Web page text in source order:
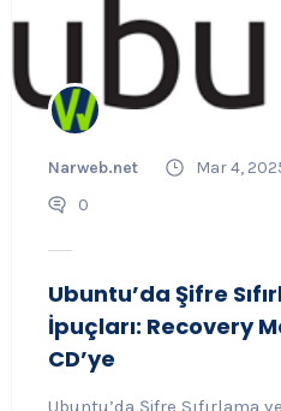
Narweb.net Mar 4,
0
Ubuntu’da Şifre
İpuçları: Recovery
CD’ye
Ubuntu’da Şifre Sıfırlama